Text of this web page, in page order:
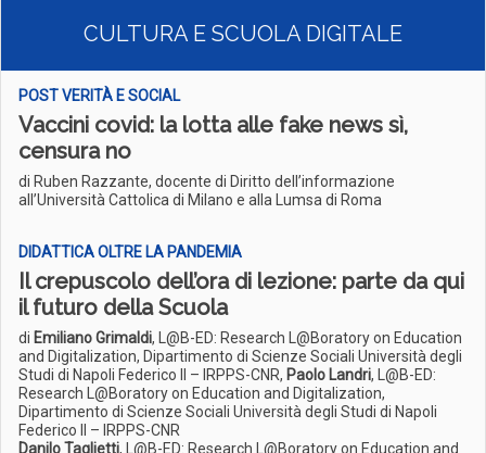
CULTURA E SCUOLA DIGITALE
POST VERITÀ E SOCIAL
Vaccini covid: la lotta alle fake news sì,
censura no
di Ruben Razzante, docente di Diritto dell’informazione
all’Università Cattolica di Milano e alla Lumsa di Roma
DIDATTICA OLTRE LA PANDEMIA
Il crepuscolo dell’ora di lezione: parte da qui
il futuro della Scuola
di Emiliano Grimaldi, L@B-ED: Research L@Boratory on Education
and Digitalization, Dipartimento di Scienze Sociali Università degli
Studi di Napoli Federico II – IRPPS-CNR, Paolo Landri, L@B-ED:
Research L@Boratory on Education and Digitalization,
Dipartimento di Scienze Sociali Università degli Studi di Napoli
Federico II – IRPPS-CNR
Danilo Taglietti, L@B-ED: Research L@Boratory on Education and